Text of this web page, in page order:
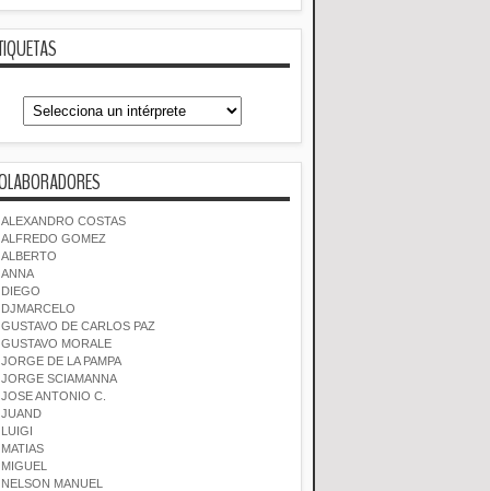
ALEXANDRO COSTAS
ALFREDO GOMEZ
ALBERTO
ANNA
DIEGO
DJMARCELO
GUSTAVO DE CARLOS PAZ
GUSTAVO MORALE
JORGE DE LA PAMPA
JORGE SCIAMANNA
JOSE ANTONIO C.
JUAND
LUIGI
MATIAS
MIGUEL
NELSON MANUEL